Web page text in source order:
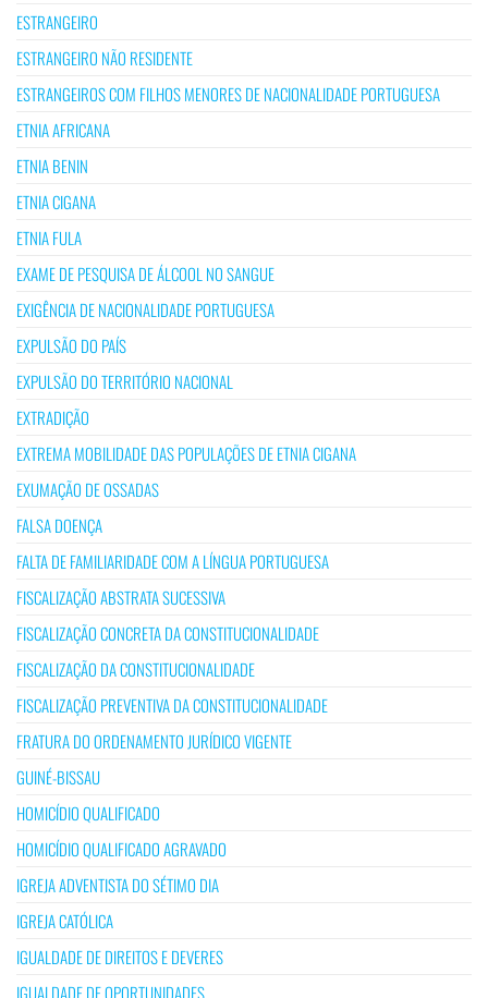
ESTRANGEIRO
ESTRANGEIRO NÃO RESIDENTE
ESTRANGEIROS COM FILHOS MENORES DE NACIONALIDADE PORTUGUESA
ETNIA AFRICANA
ETNIA BENIN
ETNIA CIGANA
ETNIA FULA
EXAME DE PESQUISA DE ÁLCOOL NO SANGUE
EXIGÊNCIA DE NACIONALIDADE PORTUGUESA
EXPULSÃO DO PAÍS
EXPULSÃO DO TERRITÓRIO NACIONAL
EXTRADIÇÃO
EXTREMA MOBILIDADE DAS POPULAÇÕES DE ETNIA CIGANA
EXUMAÇÃO DE OSSADAS
FALSA DOENÇA
FALTA DE FAMILIARIDADE COM A LÍNGUA PORTUGUESA
FISCALIZAÇÃO ABSTRATA SUCESSIVA
FISCALIZAÇÃO CONCRETA DA CONSTITUCIONALIDADE
FISCALIZAÇÃO DA CONSTITUCIONALIDADE
FISCALIZAÇÃO PREVENTIVA DA CONSTITUCIONALIDADE
FRATURA DO ORDENAMENTO JURÍDICO VIGENTE
GUINÉ-BISSAU
HOMICÍDIO QUALIFICADO
HOMICÍDIO QUALIFICADO AGRAVADO
IGREJA ADVENTISTA DO SÉTIMO DIA
IGREJA CATÓLICA
IGUALDADE DE DIREITOS E DEVERES
IGUALDADE DE OPORTUNIDADES